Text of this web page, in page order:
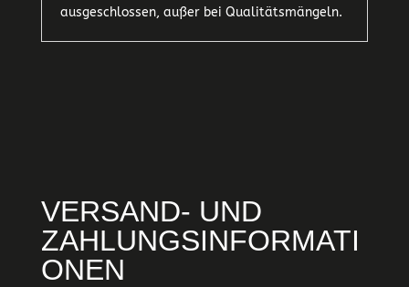
ausgeschlossen, außer bei Qualitätsmängeln.
VERSAND- UND
ZAHLUNGSINFORMATI
ONEN